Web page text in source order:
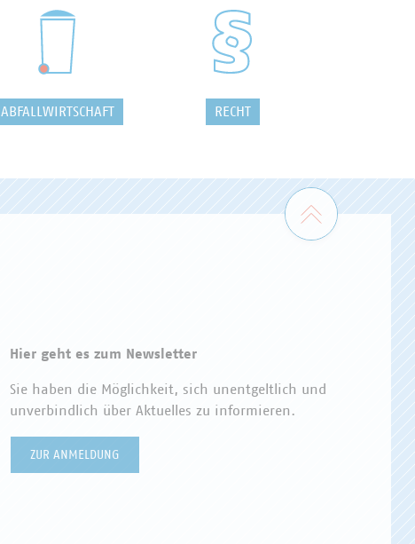
ABFALLWIRTSCHAFT RECHT
Zum
Hier geht es zum Newsletter
Sie haben die Möglichkeit, sich unentgeltlich und
unverbindlich über Aktuelles zu informieren.
ZUR ANMELDUNG